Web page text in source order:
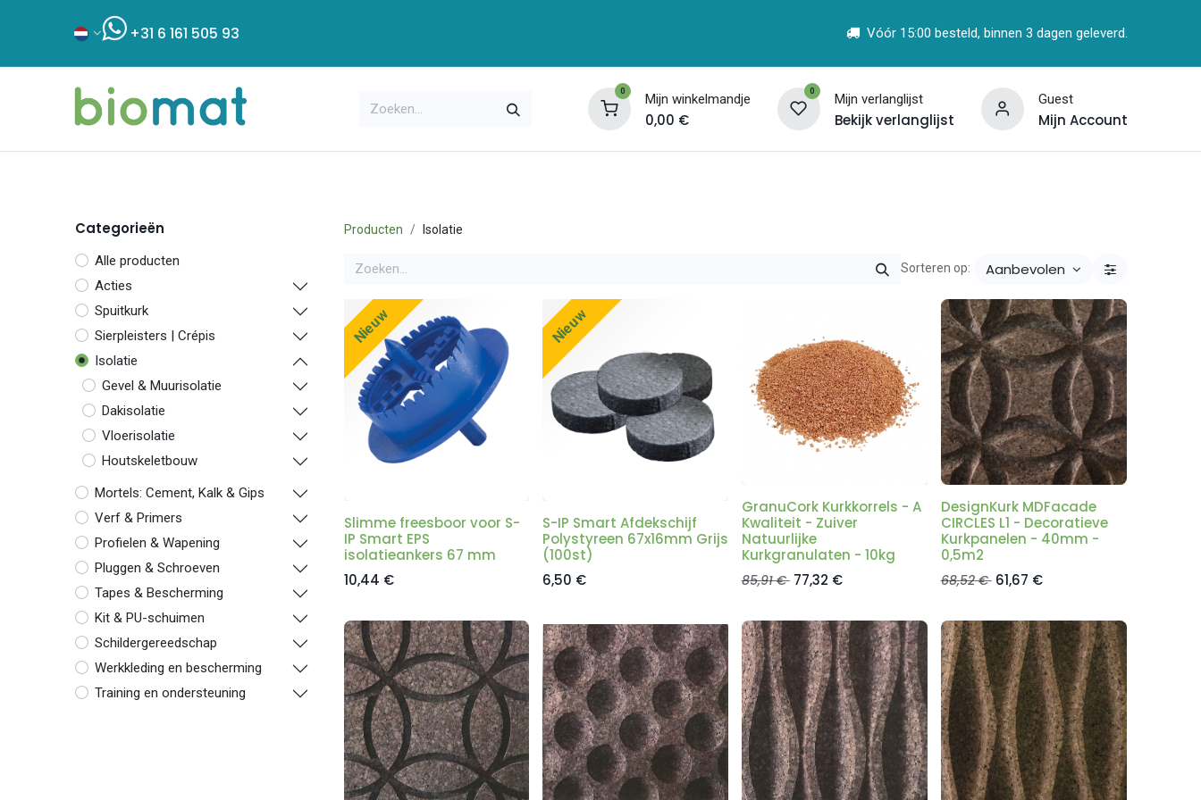
+31 6 161 505 93 Vóór 15:00 besteld, binnen 3 dagen geleverd.
0 Mijn winkelmandje
0,00 €
0 Mijn verlanglijst
Bekijk verlanglijst
Guest
Mijn Account
Categorieën
Alle producten
Acties
Spuitkurk
Sierpleisters | Crépis
Isolatie
Gevel & Muurisolatie
Dakisolatie
Vloerisolatie
Houtskeletbouw
Mortels: Cement, Kalk & Gips
Verf & Primers
Profielen & Wapening
Pluggen & Schroeven
Tapes & Bescherming
Kit & PU-schuimen
Schildergereedschap
Werkkleding en bescherming
Training en ondersteuning
Producten Isolatie
Sorteren op: Aanbevolen
Nieuw
Slimme freesboor voor S-
IP Smart EPS
isolatieankers 67 mm
10,44 €
Nieuw
S-IP Smart Afdekschijf
Polystyreen 67x16mm Grijs
(100st)
6,50 €
GranuCork Kurkkorrels - A
Kwaliteit - Zuiver
Natuurlijke
Kurkgranulaten - 10kg
85,91€ 77,32 €
DesignKurk MDFacade
CIRCLES L1 - Decoratieve
Kurkpanelen - 40mm -
0,5m2
68,52€ 61,67 €